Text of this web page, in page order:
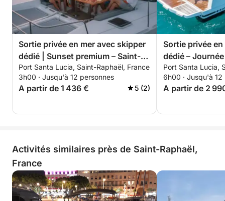
Exemple d’itinéraire :
📍 Départ Cannes (Port Canto ou Vieux-Port)
🏝️ Navigation vers les magnifiques Îles de Lérins
⚓ Mouillage entre Sainte-Marguerite et Saint-
Honorat
🍽️ Repas à bord face aux eaux cristallines
🏄 Paddle, snorkeling et baignade
Croisette et l’Estérel
Tarifs
💎 Base tarifaire 8 personnes
➕ Toute personne supplémentaire : +100 € /
Sortie privée en mer avec skipper
dédié | Sunset premium – Saint-
Raphaël, Estérel & Île d’Or
Port Santa Lucia, Saint-Raphaël, France
3h00 · Jusqu'à 12 personnes
A partir de 1 436 € 5 (2)
Sortie privée
dédié –
catamaran tout
brunch &
Port Santa Lucia,
6h00 · Jusqu'à 12
A partir de 2
Activités similaires près de Saint-Raphaël,
France